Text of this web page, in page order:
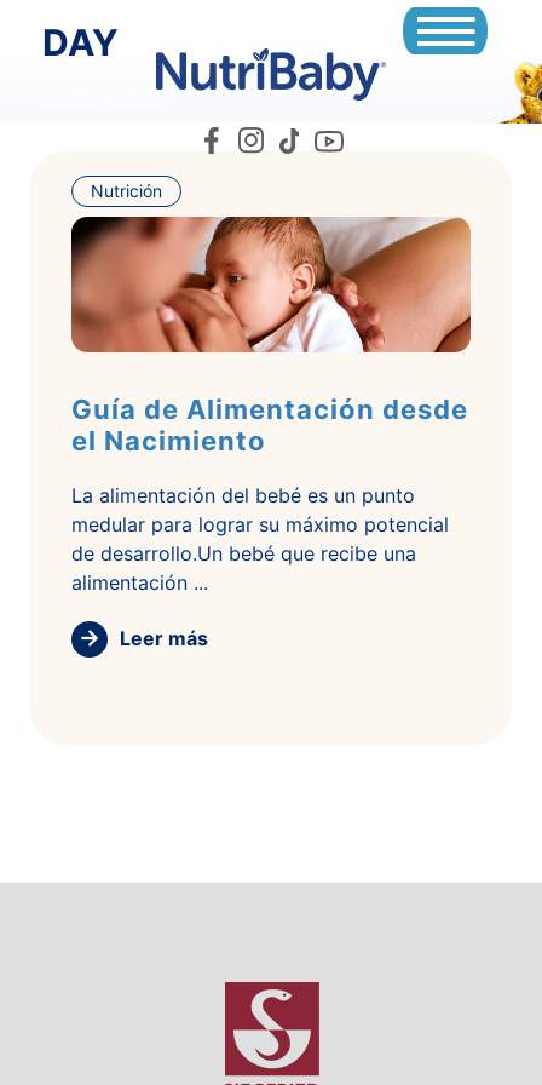
DAY
Nutrición
Guía de Alimentación desde
el Nacimiento
La alimentación del bebé es un punto
medular para lograr su máximo potencial
de desarrollo.Un bebé que recibe una
alimentación ...
Leer más